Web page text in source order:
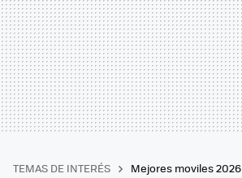
TEMAS DE INTERÉS Mejores moviles 2026